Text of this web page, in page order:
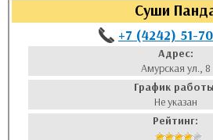
Суши
+7 (4242) 51-
Адрес:
Амурская ул., 8
График
Не указан
Рейтинг: